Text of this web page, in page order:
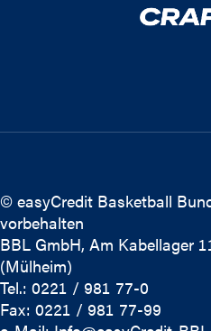
© easyCredit Basketball
vorbehalten
BBL GmbH, Am Kabellager
(Mülheim)
Tel.: 0221 / 981 77-0
Fax: 0221 / 981 77-99